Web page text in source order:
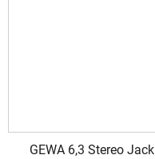
GEWA 6,3 Stereo Jack